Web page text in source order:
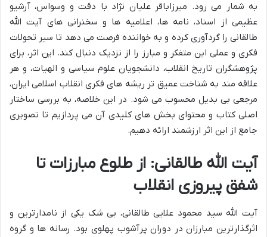
به شمار می رود. میرزاباقر علیان نژاد با دقت و وسواس، آرشیو
عظیمی از اسناد، نامه ها، اعلامیه ها و سخنرانی های آیت الله
طالقانی را گردآوری کرده و به خواننده فرصت می دهد تا سیر تحولات
فکری و عملی این متفکر و مبارز را از نزدیک دنبال کند. این اثر، برای
پژوهشگران تاریخ انقلاب، دانشجویان علوم سیاسی و الهیات، و هر
علاقه مند به شناخت عمیق تر ریشه های فکری انقلاب اسلامی ایران،
مرجعی بی بدیل محسوب می شود. در این خلاصه، به بررسی ساختار
اصلی کتاب و محتوای بخش های کلیدی آن می پردازیم تا تصویری
جامع از این اثر ارزشمند ارائه دهیم.
آیت الله طالقانی: از طلوع مبارزات تا
شفق پیروزی انقلاب
آیت الله سید محمود علایی طالقانی، بی شک یکی از نامدارترین و
اثرگذارترین مبارزان در دوران پرآشوب پهلوی بود. رسانه ها و گروه